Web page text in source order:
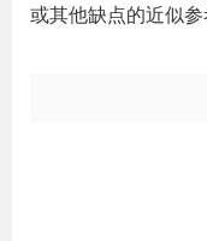
或其他缺点的近似参